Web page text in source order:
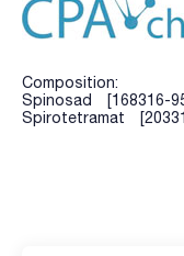
Composition:
Spinosad [168316-
Spirotetramat